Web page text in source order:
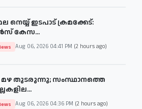
നെയ്യ് ഇടപാട് ക്രമക്കേട്:
കേസ...
Aug 06, 2026 04:41 PM (2 hours ago)
തുടരുന്നു; സംസ്ഥാനത്തെ
Aug 06, 2026 04:36 PM (2 hours ago)